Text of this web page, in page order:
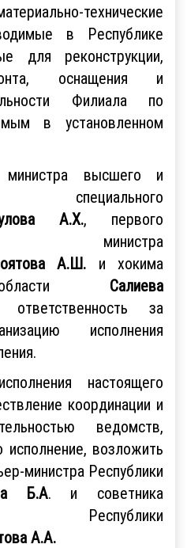
технические
в Республике
для реконструкции,
оснащения и
Филиала по
в установленном
высшего и
А.Х., первого
министра
А.Ш. и хокима
Салиева
за
исполнения
настоящего
координации и
ведомств,
исполнение, возложить
министра Республики
Б.А. и советника
Республики
А.А.